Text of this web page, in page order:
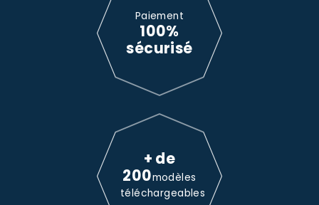
Paiement
100%
sécurisé
+ de
200modèles
téléchargeables